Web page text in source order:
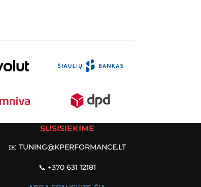
SUSISIEKIME
✉️ TUNING@KPERFORMANCE.LT
📞 +370 631 12181